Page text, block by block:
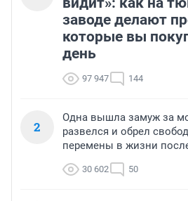
заводе делают
которые вы
день
97 947 144
2
Одна вышла замуж за
развелся и обрел
перемены в жизни
30 602 50